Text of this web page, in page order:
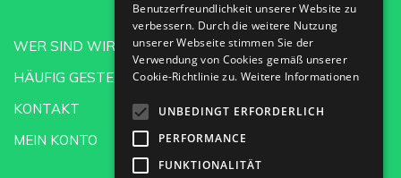
WER SIND WIR?
HÄUFIG GESTELLTE FRAGEN
KONTAKT
MEIN KONTO
GERMAN
Benutzerfreundlichkeit unserer Website zu
verbessern. Durch die weitere Nutzung
unserer Webseite stimmen Sie der
Verwendung von Cookies gemäß unserer
Cookie-Richtlinie zu. Weitere Informationen
UNBEDINGT ERFORDERLICH
PERFORMANCE
FUNKTIONALITÄT